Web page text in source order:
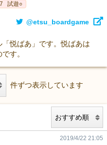
試遊○
@etsu_boardgame
悦ばあ」です。悦ばあは
す。
件ずつ表示しています
2019/4/22 21:05